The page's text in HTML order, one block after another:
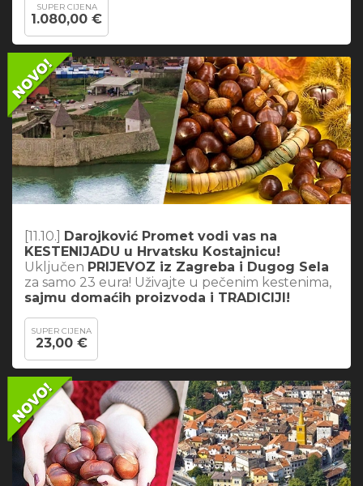
SUPER CIJENA
1.080,00 €
[11.10.]
Darojković Promet vodi vas na
KESTENIJADU u Hrvatsku Kostajnicu!
Uključen PRIJEVOZ iz Zagreba i Dugog Sela
za samo 23 eura! Uživajte u pečenim kestenima,
sajmu domaćih proizvoda i TRADICIJI!
SUPER CIJENA
23,00 €